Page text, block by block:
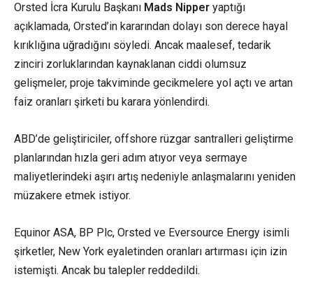
Orsted İcra Kurulu Başkanı Mads Nipper yaptığı
açıklamada, Orsted’in kararından dolayı son derece hayal
kırıklığına uğradığını söyledi. Ancak maalesef, tedarik
zinciri zorluklarından kaynaklanan ciddi olumsuz
gelişmeler, proje takviminde gecikmelere yol açtı ve artan
faiz oranları şirketi bu karara yönlendirdi.
ABD’de geliştiriciler, offshore rüzgar santralleri geliştirme
planlarından hızla geri adım atıyor veya sermaye
maliyetlerindeki aşırı artış nedeniyle anlaşmalarını yeniden
müzakere etmek istiyor.
Equinor ASA, BP Plc, Orsted ve Eversource Energy isimli
şirketler, New York eyaletinden oranları artırması için izin
istemişti. Ancak bu talepler reddedildi.